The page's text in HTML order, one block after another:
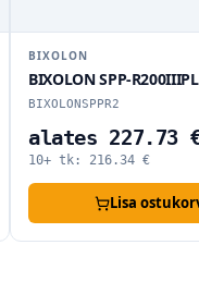
Bixolon SRP-
BIXOLONSRP27
alates
10+ tk: